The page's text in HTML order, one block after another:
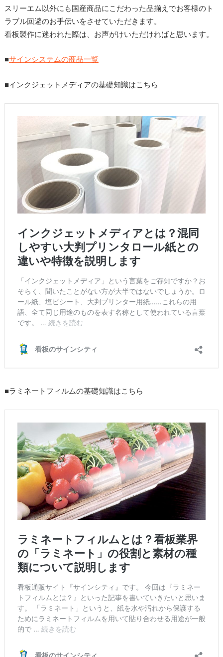
スリーエム以外にも国産商品にこだわった品揃えでお客様のト
ラブル回避のお手伝いをさせていただきます。
看板製作に迷われた際は、お声がけいただければと思います。
■サインシステムの商品一覧
■インクジェットメディアの基礎知識はこちら
■ラミネートフィルムの基礎知識はこちら